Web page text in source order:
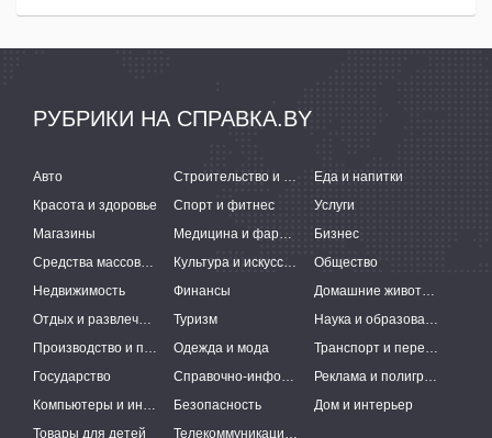
РУБРИКИ НА СПРАВКА.BY
Авто Строительство и ремонт
Еда и напитки
Красота и здоровье
Спорт и фитнес
Услуги
Магазины
Медицина и фармацевтика
Бизнес
Средства массовой информации
Культура и искусство
Общество
Недвижимость
Финансы
Домашние животные
Отдых и развлечения
Туризм
Наука и образование
Производство и поставки
Одежда и мода
Транспорт и перевозки
Государство
Справочно-информационные системы
Реклама и полиграфия
Компьютеры и интернет
Безопасность
Дом и интерьер
Товары для детей
Телекоммуникации и связь